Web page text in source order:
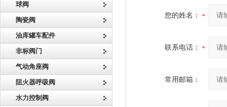
球阀
陶瓷阀
油库罐车配件
非标阀门
气动角座阀
阻火器呼吸阀
水力控制阀
您的姓名：
联系电话：
常用邮箱：